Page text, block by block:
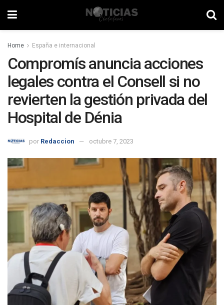
Home España e internacional
Compromís anuncia acciones
legales contra el Consell si no
revierten la gestión privada del
Hospital de Dénia
por Redaccion octubre 7, 2023